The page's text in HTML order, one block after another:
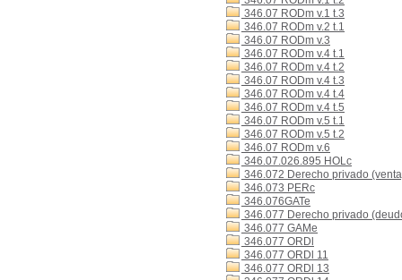
346.07 RODm v.1 t.3
346.07 RODm v.2 t.1
346.07 RODm v.3
346.07 RODm v.4 t.1
346.07 RODm v.4 t.2
346.07 RODm v.4 t.3
346.07 RODm v.4 t.4
346.07 RODm v.4 t.5
346.07 RODm v.5 t.1
346.07 RODm v.5 t.2
346.07 RODm v.6
346.07.026.895 HOLc
346.072 Derecho privado
346.073 PERc
346.076GATe
346.077 Derecho privado
346.077 GAMe
346.077 ORDl
346.077 ORDl 11
346.077 ORDl 13